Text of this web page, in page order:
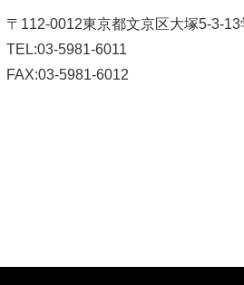
〒112-0012東京都文京区大塚5-3-
TEL:03-5981-6011
FAX:03-5981-6012